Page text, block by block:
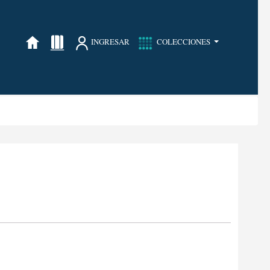
INGRESAR COLECCIONES